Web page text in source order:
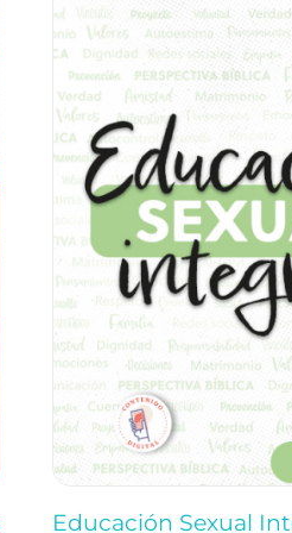
Educación Sexual